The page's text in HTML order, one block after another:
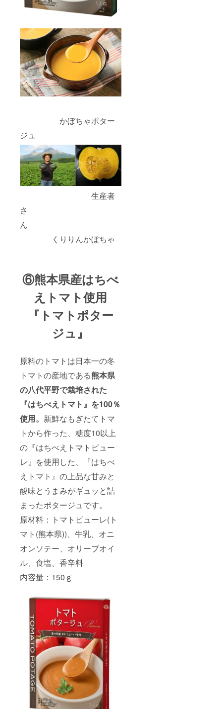
かぼちゃポター
ジュ
生産者
さ
ん
くりりんかぼちゃ
⑥熊本県産はちべ
えトマト使用
『トマトポター
ジュ』
原料のトマトは日本一の冬
トマトの産地である熊本県
の八代平野で栽培された
『はちべえトマト』を100％
使用。 新鮮なもぎたてトマ
トから作った、糖度10以上
の『はちべえトマトピュー
レ』を使用した、『はちべ
えトマト』の上品な甘みと
酸味とうまみがギュッと詰
まったポタージュです。
原材料：トマトピューレ(ト
マト(熊本県))、牛乳、オニ
オンソテー、オリーブオイ
ル、食塩、香辛料
内容量：150ｇ